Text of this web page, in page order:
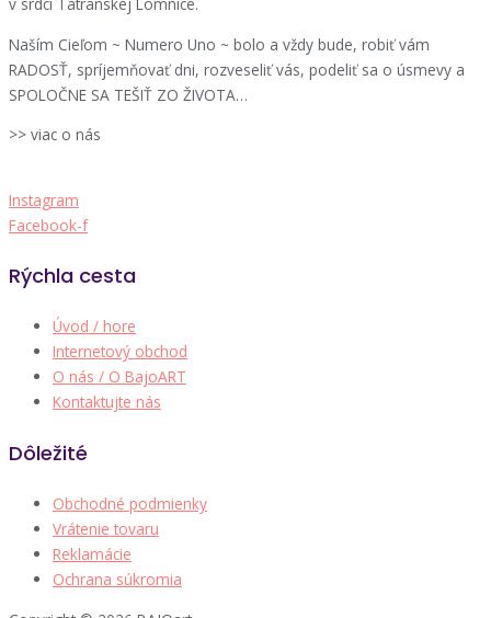
Naším Cieľom ~ Numero Uno ~ bolo a vždy bude, robiť vám
RADOSŤ, spríjemňovať dni, rozveseliť vás, podeliť sa o úsmevy a
SPOLOČNE SA TEŠIŤ ZO ŽIVOTA…
>> viac o nás
Instagram
Facebook-f
Rýchla cesta
Úvod / hore
Internetový obchod
O nás / O BajoART
Kontaktujte nás
Dôležité
Obchodné podmienky
Vrátenie tovaru
Reklamácie
Ochrana súkromia